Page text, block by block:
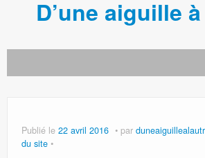
D’une aiguille
Publié le 22 avril 2016 par
du site